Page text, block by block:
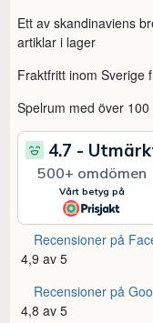
Ett av skandinaviens
artiklar i lager
Fraktfritt inom Sverige
Spelrum med över
Recensioner på
4,9 av 5
Recensioner på
4,8 av 5